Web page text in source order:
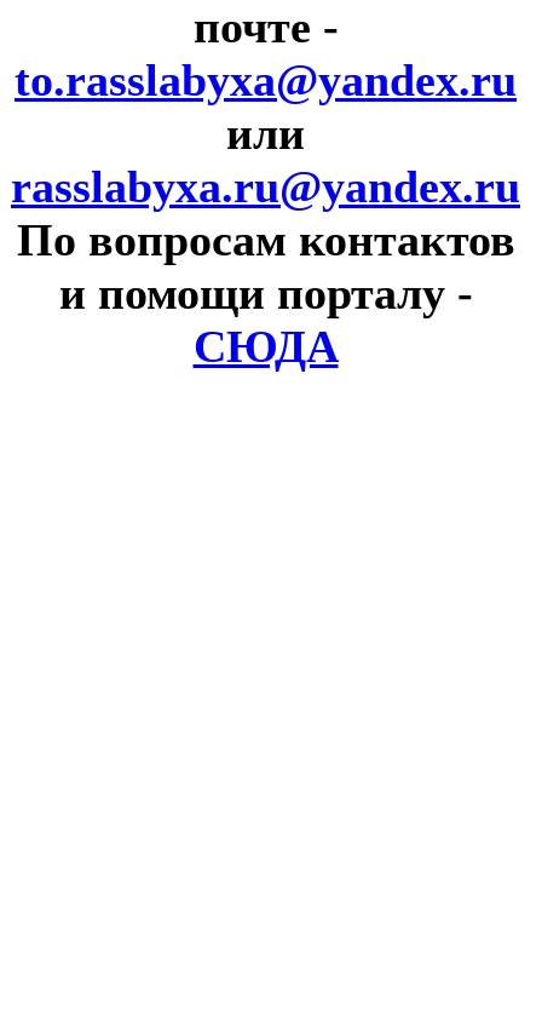
почте -
to.rasslabyxa@yandex.ru
или
rasslabyxa.ru@yandex.ru
По вопросам контактов
и помощи порталу -
СЮДА